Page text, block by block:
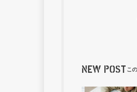
NEW POST